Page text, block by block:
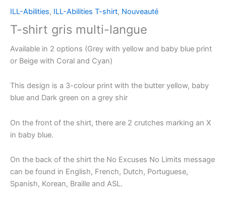
ILL-Abilities, ILL-Abilities T-shirt, Nouveauté
T-shirt gris multi-langue
Available in 2 options (Grey with yellow and baby blue print
or Beige with Coral and Cyan)
This design is a 3-colour print with the butter yellow, baby
blue and Dark green on a grey shir
On the front of the shirt, there are 2 crutches marking an X
in baby blue.
On the back of the shirt the No Excuses No Limits message
can be found in English, French, Dutch, Portuguese,
Spanish, Korean, Braille and ASL.